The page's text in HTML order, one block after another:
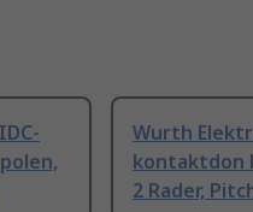
Wurth
kontaktdon
2 Rader,